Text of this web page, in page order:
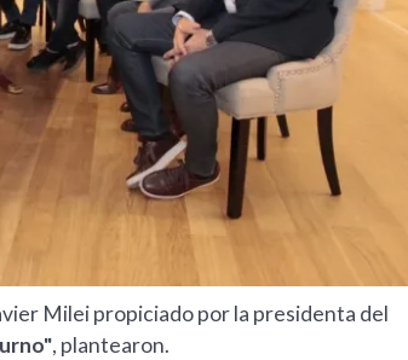
Milei propiciado por la presidenta del
, plantearon.